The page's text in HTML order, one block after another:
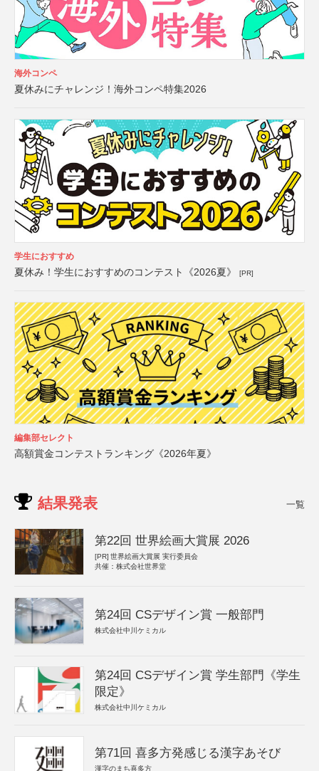
海外コンペ
夏休みにチャレンジ！海外コンペ特集2026
学生におすすめ
夏休み！学生におすすめのコンテスト《2026夏》 [PR]
編集部セレクト
高額賞金コンテストランキング《2026年夏》
結果発表 一覧
第22回 世界絵画大賞展 2026
[PR] 世界絵画大賞展 実行委員会
共催：株式会社世界堂
第24回 CSデザイン賞 一般部門
株式会社中川ケミカル
第24回 CSデザイン賞 学生部門《学生
限定》
株式会社中川ケミカル
第71回 喜多方発感じる漢字あそび
漢字のまち喜多方